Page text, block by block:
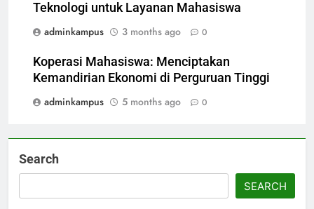
Teknologi untuk Layanan Mahasiswa
adminkampus
3 months ago 0
Koperasi Mahasiswa: Menciptakan
Kemandirian Ekonomi di Perguruan Tinggi
adminkampus
5 months ago 0
Search
SEARCH